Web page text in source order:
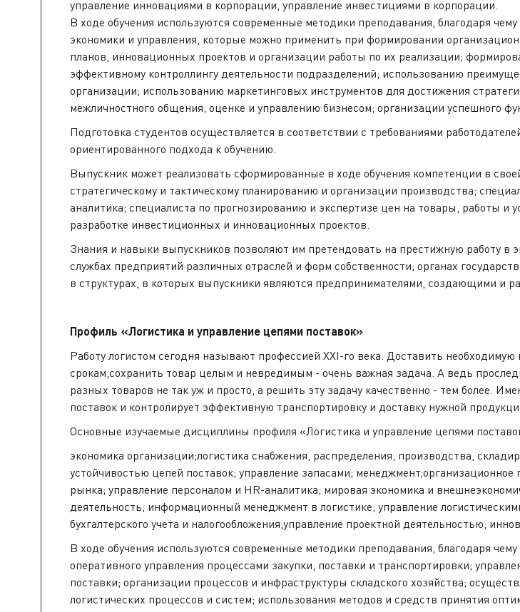
управление инновациями в корпорации, управление инвестициями в корпорации.
В ходе обучения используются современные методики преподавания, благодаря
экономики и управления, которые можно применить при формировании
планов, инновационных проектов и организации работы по их реализации;
эффективному контроллингу деятельности подразделений; использованию
организации; использованию маркетинговых инструментов для достижения
межличностного общения; оценке и управлению бизнесом; организации успешного
Подготовка студентов осуществляется в соответствии с требованиями
ориентированного подхода к обучению.
Выпускник может реализовать сформированные в ходе обучения компетенции в
стратегическому и тактическому планированию и организации производства;
аналитика; специалиста по прогнозированию и экспертизе цен на товары, работы и
разработке инвестиционных и инновационных проектов.
Знания и навыки выпускников позволяют им претендовать на престижную работу в
службах предприятий различных отраслей и форм собственности; органах
в структурах, в которых выпускники являются предпринимателями, создающими и
Профиль «Логистика и управление цепями поставок»
Работу логистом сегодня называют профессией XXI-го века. Доставить
срокам,сохранить товар целым и невредимым - очень важная задача. А ведь
разных товаров не так уж и просто, а решить эту задачу качественно - тем более.
поставок и контролирует эффективную транспортировку и доставку нужной
Основные изучаемые дисциплины профиля «Логистика и управление цепями
экономика организации;логистика снабжения, распределения, производства,
устойчивостью цепей поставок; управление запасами;
рынка; управление персоналом и HR-аналитика; мировая экономика и
деятельность; информационный менеджмент в логистике; управление
бухгалтерского учета и налогообложения;управление проектной деятельностью;
В ходе обучения используются современные методики преподавания, благодаря
оперативного управления процессами закупки, поставки и транспортировки;
поставки; организации процессов и инфраструктуры складского хозяйства;
логистических процессов и систем; использования методов и средств принятия